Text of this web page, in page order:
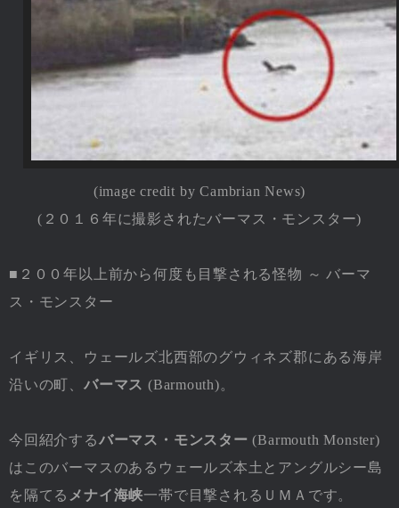
(image credit by Cambrian News)
(２０１６年に撮影されたバーマス・モンスター)
■２００年以上前から何度も目撃される怪物 ～ バーマ
ス・モンスター
イギリス、ウェールズ北西部のグウィネズ郡にある海岸
沿いの町、 バーマス (Barmouth)。
今回紹介するバーマス・モンスター (Barmouth Monster)
はこのバーマスのあるウェールズ本土とアングルシー島
を隔てる メナイ海峡一帯で目撃されるＵＭＡです。